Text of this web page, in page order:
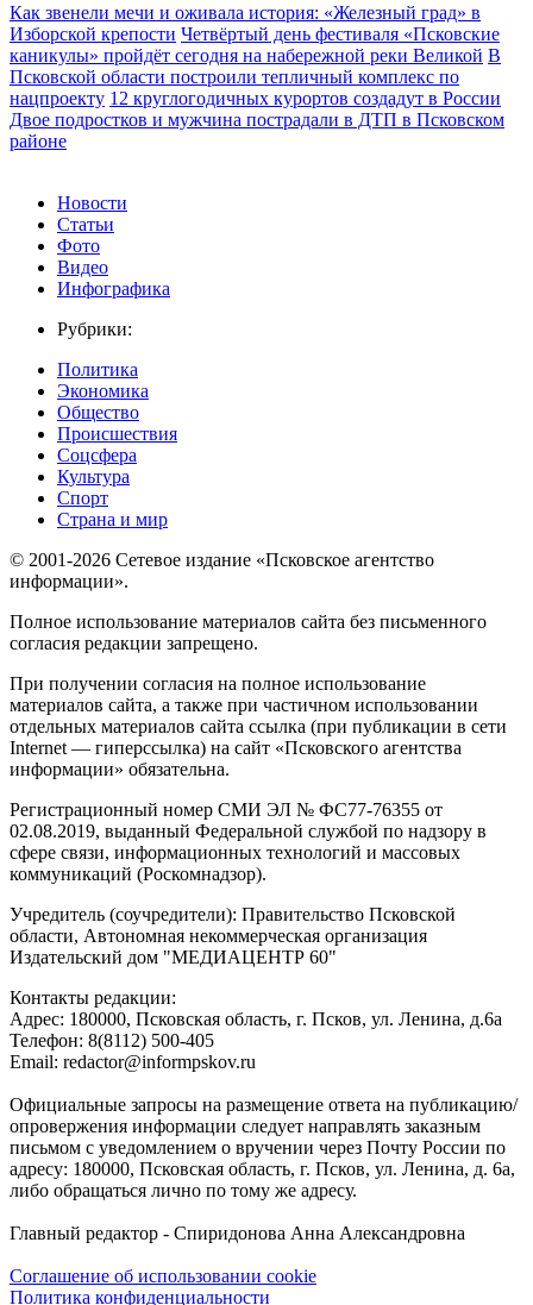
Как звенели мечи и оживала история: «Железный град» в
Изборской крепости Четвёртый день фестиваля «Псковские
каникулы» пройдёт сегодня на набережной реки Великой В
Псковской области построили тепличный комплекс по
нацпроекту 12 круглогодичных курортов создадут в России
Двое подростков и мужчина пострадали в ДТП в Псковском
районе
Новости
Статьи
Фото
Видео
Инфографика
Рубрики:
Политика
Экономика
Общество
Происшествия
Соцсфера
Культура
Спорт
Страна и мир
© 2001-2026 Сетевое издание «Псковское агентство
информации».
Полное использование материалов сайта без письменного
согласия редакции запрещено.
При получении согласия на полное использование
материалов сайта, а также при частичном использовании
отдельных материалов сайта ссылка (при публикации в сети
Internet — гиперссылка) на сайт «Псковского агентства
информации» обязательна.
Регистрационный номер СМИ ЭЛ № ФС77-76355 от
02.08.2019, выданный Федеральной службой по надзору в
сфере связи, информационных технологий и массовых
коммуникаций (Роскомнадзор).
Учредитель (соучредители): Правительство Псковской
области, Автономная некоммерческая организация
Издательский дом "МЕДИАЦЕНТР 60"
Контакты редакции:
Адреc: 180000, Псковская область, г. Псков, ул. Ленина, д.6а
Телефон: 8(8112) 500-405
Email: redactor@informpskov.ru
Официальные запросы на размещение ответа на публикацию/
опровержения информации следует направлять заказным
письмом с уведомлением о вручении через Почту России по
адресу: 180000, Псковская область, г. Псков, ул. Ленина, д. 6а,
либо обращаться лично по тому же адресу.
Главный редактор - Спиридонова Анна Александровна
Соглашение об использовании cookie
Политика конфиденциальности